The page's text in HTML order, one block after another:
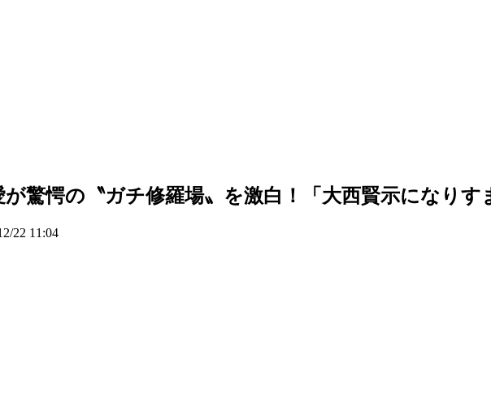
驚愕の〝ガチ修羅場〟を激白！「大西賢示になりす
22 11:04